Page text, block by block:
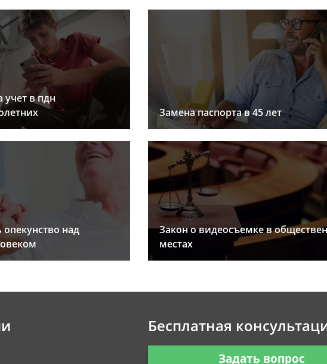
учет в пдн
Замена паспорта в 45 лет
над
Закон о видеосъемке в
местах
Бесплатная
Задать вопрос